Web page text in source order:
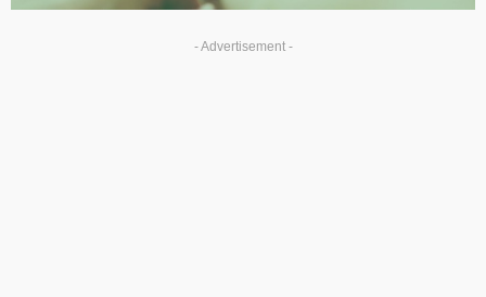
- Advertisement -